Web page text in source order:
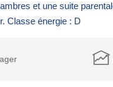
et une suite
Classe énergie : D